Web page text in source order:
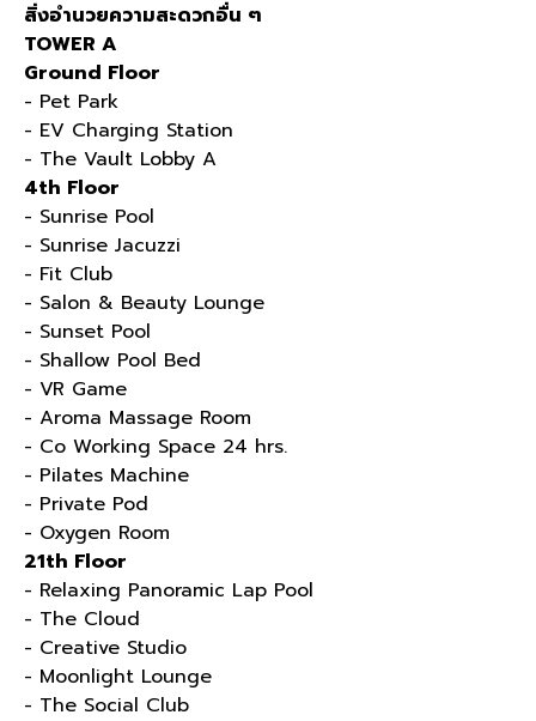
สิ่งอำนวยความสะดวกอื่น ๆ
TOWER A
Ground Floor
- Pet Park
- EV Charging Station
- The Vault Lobby A
4th Floor
- Sunrise Pool
- Sunrise Jacuzzi
- Fit Club
- Salon & Beauty Lounge
- Sunset Pool
- Shallow Pool Bed
- VR Game
- Aroma Massage Room
- Co Working Space 24 hrs.
- Pilates Machine
- Private Pod
- Oxygen Room
21th Floor
- Relaxing Panoramic Lap Pool
- The Cloud
- Creative Studio
- Moonlight Lounge
- The Social Club